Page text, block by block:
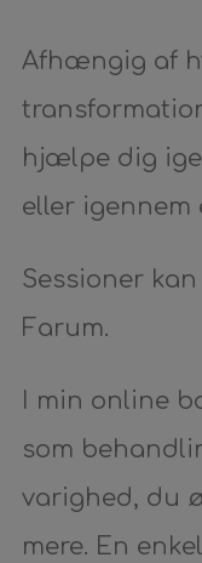
Afhængig af
hjælpe dig
eller igennem
Sessioner
Farum.
I min online
som
varighed, du
mere. En